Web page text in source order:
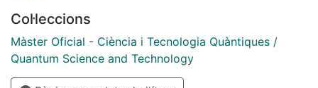
detecting high-frequency gravitational waves via spin-
gravity coupling
Col·leccions
Màster Oficial - Ciència i Tecnologia Quàntiques /
Quantum Science and Technology